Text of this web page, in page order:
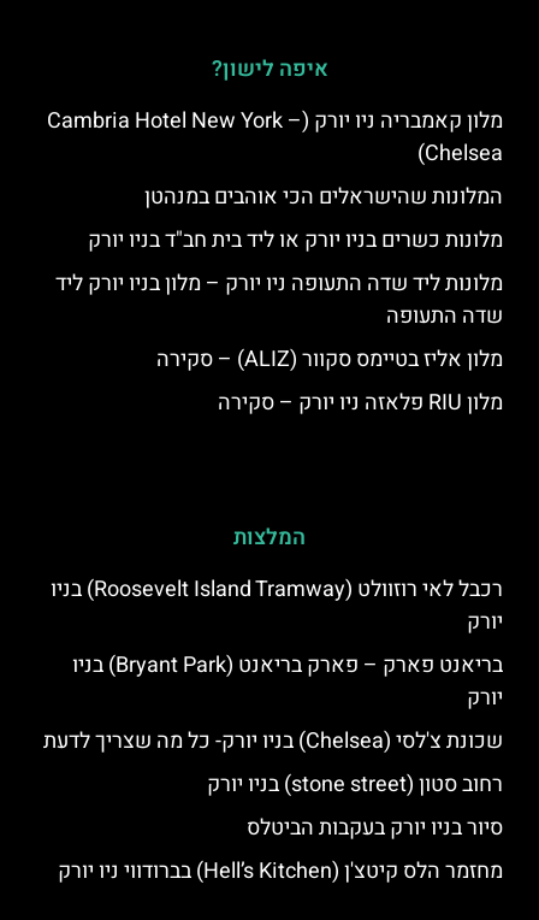
איפה לישון?
מלון קאמבריה ניו יורק (Cambria Hotel New York –
Chelsea)
המלונות שהישראלים הכי אוהבים במנהטן
מלונות כשרים בניו יורק או ליד בית חב"ד בניו יורק
מלונות ליד שדה התעופה ניו יורק – מלון בניו יורק ליד
שדה התעופה
מלון אליז בטיימס סקוור (ALIZ) – סקירה
מלון RIU פלאזה ניו יורק – סקירה
המלצות
רכבל לאי רוזוולט (Roosevelt Island Tramway) בניו
יורק
בריאנט פארק – פארק בריאנט (Bryant Park) בניו
יורק
שכונת צ'לסי (Chelsea) בניו יורק- כל מה שצריך לדעת
רחוב סטון (stone street) בניו יורק
סיור בניו יורק בעקבות הביטלס
מחזמר הלס קיטצ'ן (Hell’s Kitchen) בברודווי ניו יורק